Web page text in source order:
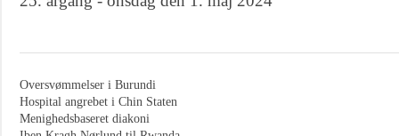
Oversvømmelser i Burundi
Hospital angrebet i Chin Staten
Menighedsbaseret diakoni